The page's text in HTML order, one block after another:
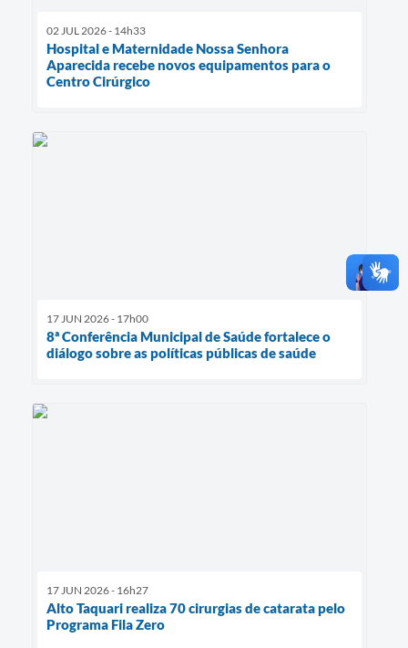
02 JUL 2026 - 14h33
Hospital e Maternidade Nossa Senhora
Aparecida recebe novos equipamentos para o
Centro Cirúrgico
17 JUN 2026 - 17h00
8ª Conferência Municipal de Saúde fortalece o
diálogo sobre as políticas públicas de saúde
17 JUN 2026 - 16h27
Alto Taquari realiza 70 cirurgias de catarata pelo
Programa Fila Zero